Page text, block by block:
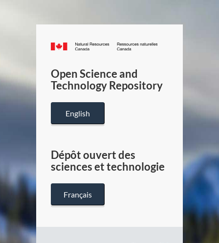
Canada.ca
/
Canada
Open Science and
Technology Repository
English
Dépôt ouvert des
sciences et technologie
Français